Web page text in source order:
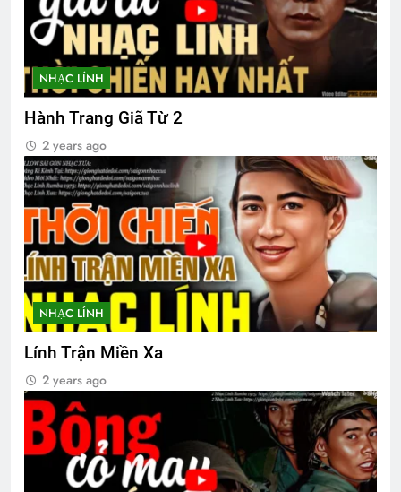
2 Years Ago
Biên bản tổng kết Đại Hội 2026
1 Month Ago
CSVSQ Nguyễn Văn Quý K19
2 Years Ago
English For Today book 2
1 Year Ago
CSVSQ Nguyễn Văn Dũng K17
2 Years Ago
Creat new account
2 Years Ago
NHẠC LÍNH
Hành Trang Giã Từ 2
2 years ago
NHẠC LÍNH
Lính Trận Miền Xa
2 years ago